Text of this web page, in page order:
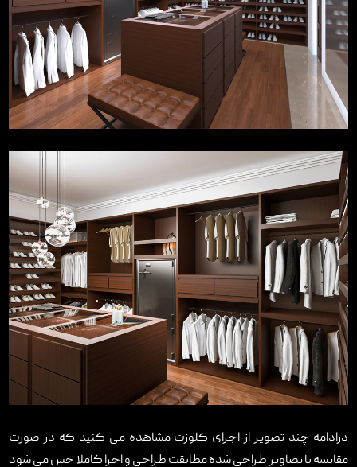
درادامه چند تصویر از اجرای کلوزت مشاهده می کنید که در صورت
مقایسه با تصاویر طراحی شده مطابقت طراحی و اجرا کاملا حس می شود